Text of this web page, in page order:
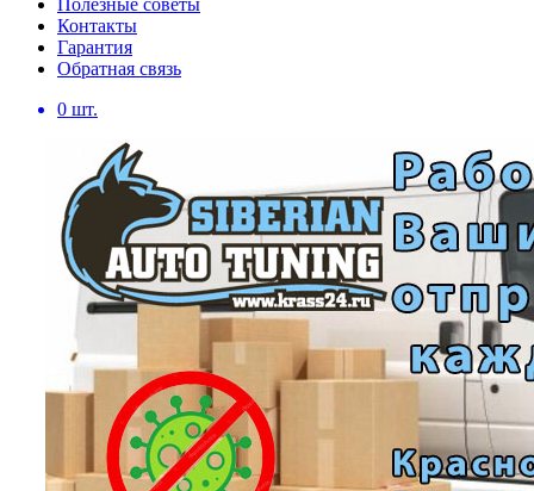
Полезные советы
Контакты
Гарантия
Обратная связь
0 шт.